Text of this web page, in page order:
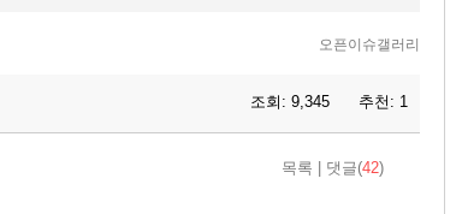
오픈이슈갤러리
조회: 9,345 추천: 1
목록 댓글(42)